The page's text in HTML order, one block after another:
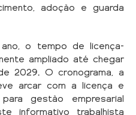
adoção e guarda
o tempo de licença-
ampliado até chegar
2029. O cronograma, a
arcar com a licença e
gestão empresarial
informativo trabalhista